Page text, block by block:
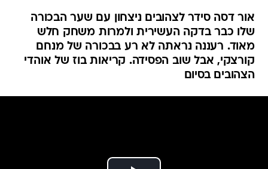
אור דסה סידר לצהובים ניצחון עם שער הבכורה
שלו כבר בדקה העשירית ולמרות משחק חלש
מאוד. רעננה נראתה לא רע בבכורה של מנחם
קורצקי, אבל שוב הפסידה. קריאות בוז של אוהדי
הצהובים בסיום